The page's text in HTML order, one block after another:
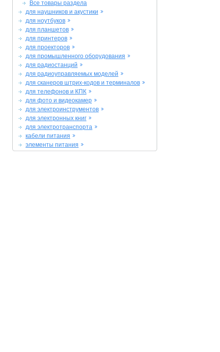
Все товары раздела
для наушников и акустики
для ноутбуков
для планшетов
для принтеров
для проекторов
для промышленного оборудования
для радиостанций
для радиоуправляемых моделей
для сканеров штрих-кодов и терминалов
для телефонов и КПК
для фото и видеокамер
для электроинструментов
для электронных книг
для электротранспорта
кабели питания
элементы питания